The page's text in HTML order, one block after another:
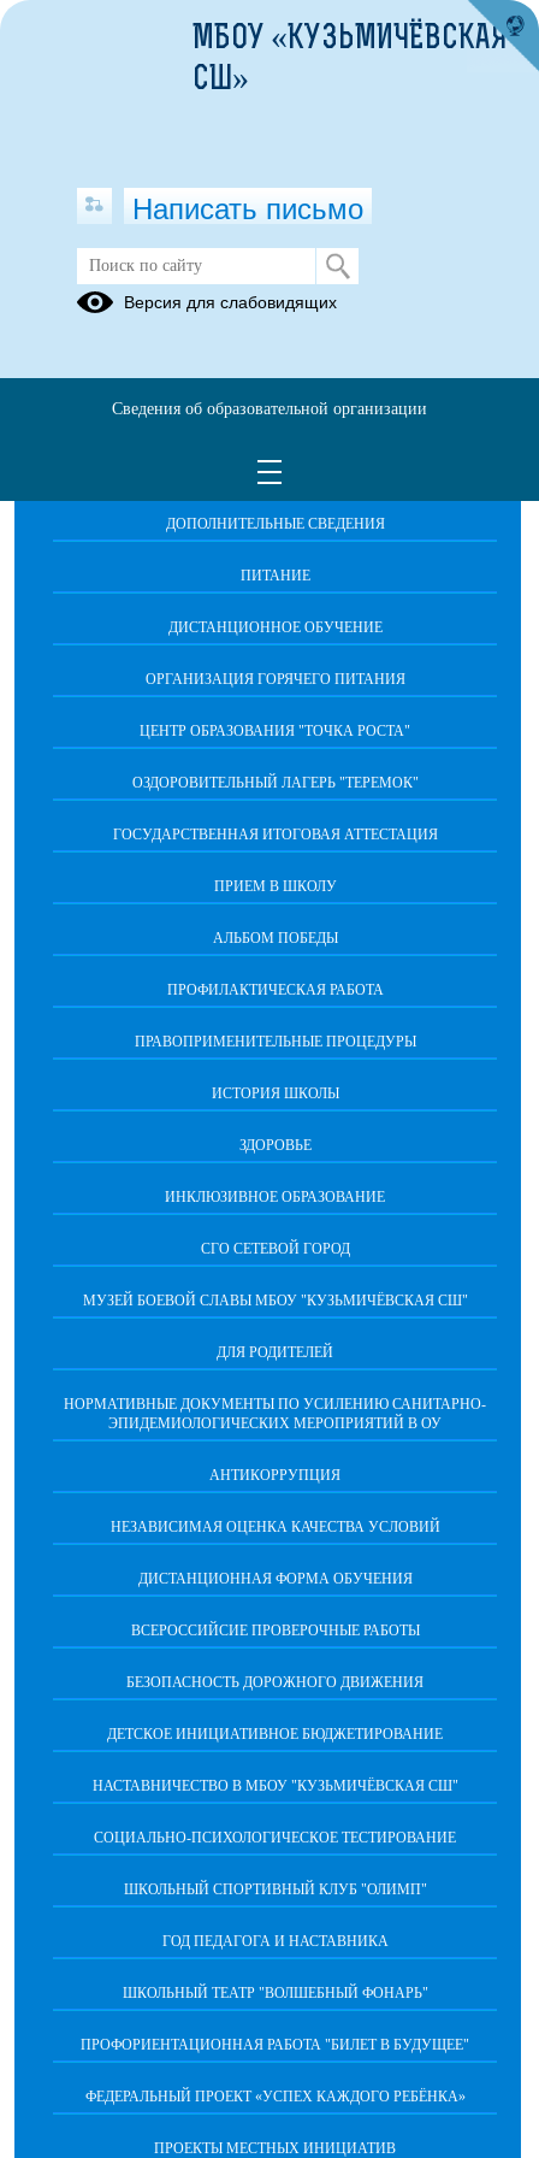
ОБРАЩЕНИЯ ГРАЖДАН
ПРОТИВОДЕЙСТВИЕ КОРРУПЦИИ
ДОПОЛНИТЕЛЬНЫЕ СВЕДЕНИЯ
ПИТАНИЕ
ДИСТАНЦИОННОЕ ОБУЧЕНИЕ
ОРГАНИЗАЦИЯ ГОРЯЧЕГО ПИТАНИЯ
ЦЕНТР ОБРАЗОВАНИЯ "ТОЧКА РОСТА"
ОЗДОРОВИТЕЛЬНЫЙ ЛАГЕРЬ "ТЕРЕМОК"
ГОСУДАРСТВЕННАЯ ИТОГОВАЯ АТТЕСТАЦИЯ
ПРИЕМ В ШКОЛУ
АЛЬБОМ ПОБЕДЫ
ПРОФИЛАКТИЧЕСКАЯ РАБОТА
ПРАВОПРИМЕНИТЕЛЬНЫЕ ПРОЦЕДУРЫ
ИСТОРИЯ ШКОЛЫ
ЗДОРОВЬЕ
ИНКЛЮЗИВНОЕ ОБРАЗОВАНИЕ
СГО СЕТЕВОЙ ГОРОД
МУЗЕЙ БОЕВОЙ СЛАВЫ МБОУ "КУЗЬМИЧЁВСКАЯ СШ"
ДЛЯ РОДИТЕЛЕЙ
НОРМАТИВНЫЕ ДОКУМЕНТЫ ПО УСИЛЕНИЮ САНИТАРНО-
ЭПИДЕМИОЛОГИЧЕСКИХ МЕРОПРИЯТИЙ В ОУ
АНТИКОРРУПЦИЯ
НЕЗАВИСИМАЯ ОЦЕНКА КАЧЕСТВА УСЛОВИЙ
ДИСТАНЦИОННАЯ ФОРМА ОБУЧЕНИЯ
ВСЕРОССИЙСИЕ ПРОВЕРОЧНЫЕ РАБОТЫ
БЕЗОПАСНОСТЬ ДОРОЖНОГО ДВИЖЕНИЯ
ДЕТСКОЕ ИНИЦИАТИВНОЕ БЮДЖЕТИРОВАНИЕ
НАСТАВНИЧЕСТВО В МБОУ "КУЗЬМИЧЁВСКАЯ СШ"
СОЦИАЛЬНО-ПСИХОЛОГИЧЕСКОЕ ТЕСТИРОВАНИЕ
ШКОЛЬНЫЙ СПОРТИВНЫЙ КЛУБ "ОЛИМП"
ГОД ПЕДАГОГА И НАСТАВНИКА
ШКОЛЬНЫЙ ТЕАТР "ВОЛШЕБНЫЙ ФОНАРЬ"
ПРОФОРИЕНТАЦИОННАЯ РАБОТА "БИЛЕТ В БУДУЩЕЕ"
ФЕДЕРАЛЬНЫЙ ПРОЕКТ «УСПЕХ КАЖДОГО РЕБЁНКА»
ПРОЕКТЫ МЕСТНЫХ ИНИЦИАТИВ
МБОУ «КУЗЬМИЧЁВСКАЯ
СШ»
Написать письмо
Версия для слабовидящих
Сведения об образовательной организации